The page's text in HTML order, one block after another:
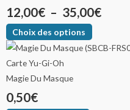
12,00€ – 35,00€
Choix des options
Magie Du Masque
0,50€